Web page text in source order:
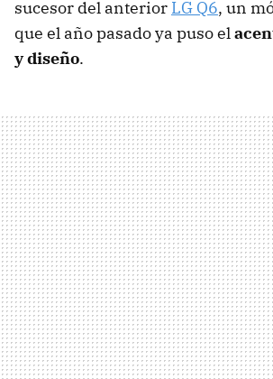
sucesor del anterior LG Q6, un
que el año pasado ya puso el
y diseño.